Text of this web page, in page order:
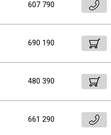
607 790
690 190
480 390
661 290